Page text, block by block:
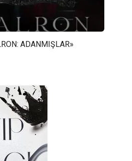
ADANMIŞLAR»